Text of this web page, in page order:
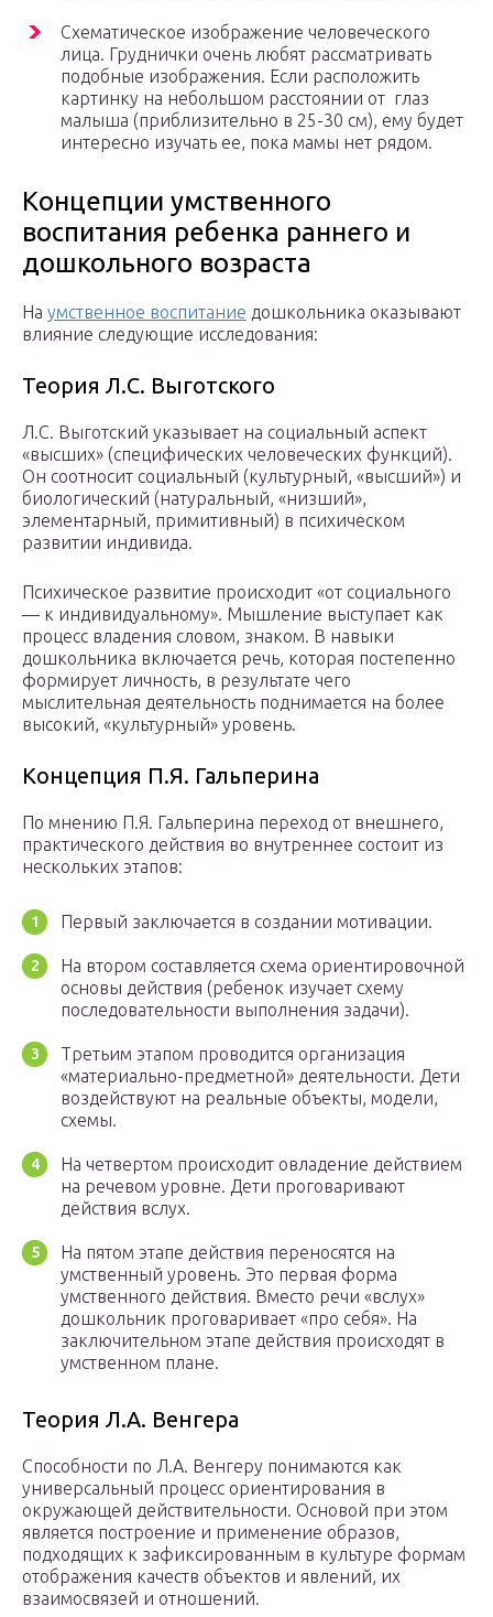
Схематическое изображение человеческого
лица. Груднички очень любят рассматривать
подобные изображения. Если расположить
картинку на небольшом расстоянии от глаз
малыша (приблизительно в 25-30 см), ему будет
интересно изучать ее, пока мамы нет рядом.
Концепции умственного
воспитания ребенка раннего и
дошкольного возраста
На умственное воспитание дошкольника оказывают
влияние следующие исследования:
Теория Л.С. Выготского
Л.С. Выготский указывает на социальный аспект
«высших» (специфических человеческих функций).
Он соотносит социальный (культурный, «высший») и
биологический (натуральный, «низший»,
элементарный, примитивный) в психическом
развитии индивида.
Психическое развитие происходит «от социального
— к индивидуальному». Мышление выступает как
процесс владения словом, знаком. В навыки
дошкольника включается речь, которая постепенно
формирует личность, в результате чего
мыслительная деятельность поднимается на более
высокий, «культурный» уровень.
Концепция П.Я. Гальперина
По мнению П.Я. Гальперина переход от внешнего,
практического действия во внутреннее состоит из
нескольких этапов:
Первый заключается в создании мотивации.
На втором составляется схема ориентировочной
основы действия (ребенок изучает схему
последовательности выполнения задачи).
Третьим этапом проводится организация
«материально-предметной» деятельности. Дети
воздействуют на реальные объекты, модели,
схемы.
На четвертом происходит овладение действием
на речевом уровне. Дети проговаривают
действия вслух.
На пятом этапе действия переносятся на
умственный уровень. Это первая форма
умственного действия. Вместо речи «вслух»
дошкольник проговаривает «про себя». На
заключительном этапе действия происходят в
умственном плане.
Теория Л.А. Венгера
Способности по Л.А. Венгеру понимаются как
универсальный процесс ориентирования в
окружающей действительности. Основой при этом
является построение и применение образов,
подходящих к зафиксированным в культуре формам
отображения качеств объектов и явлений, их
взаимосвязей и отношений.